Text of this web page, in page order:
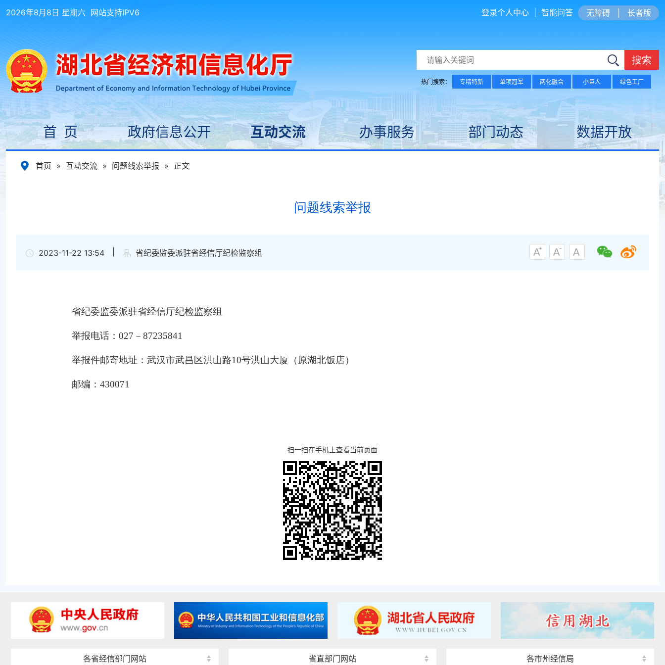
2026年8月8日 星期六 网站支持IPV6 无障碍 长者版
登录个人中心 智能问答
搜索
热门搜索： 专精特新 单项冠军 两化融合 小巨人 绿色工厂
首 页 政府信息公开 互动交流 办事服务 部门动态 数据开放
首页 » 互动交流 » 问题线索举报 » 正文
问题线索举报
2023-11-22 13:54 省纪委监委派驻省经信厅纪检监察组
省纪委监委派驻省经信厅纪检监察组
举报电话：027－87235841
举报件邮寄地址：武汉市武昌区洪山路10号洪山大厦（原湖北饭店）
邮编：430071
扫一扫在手机上查看当前页面
各省经信部门网站 省直部门网站 各市州经信局